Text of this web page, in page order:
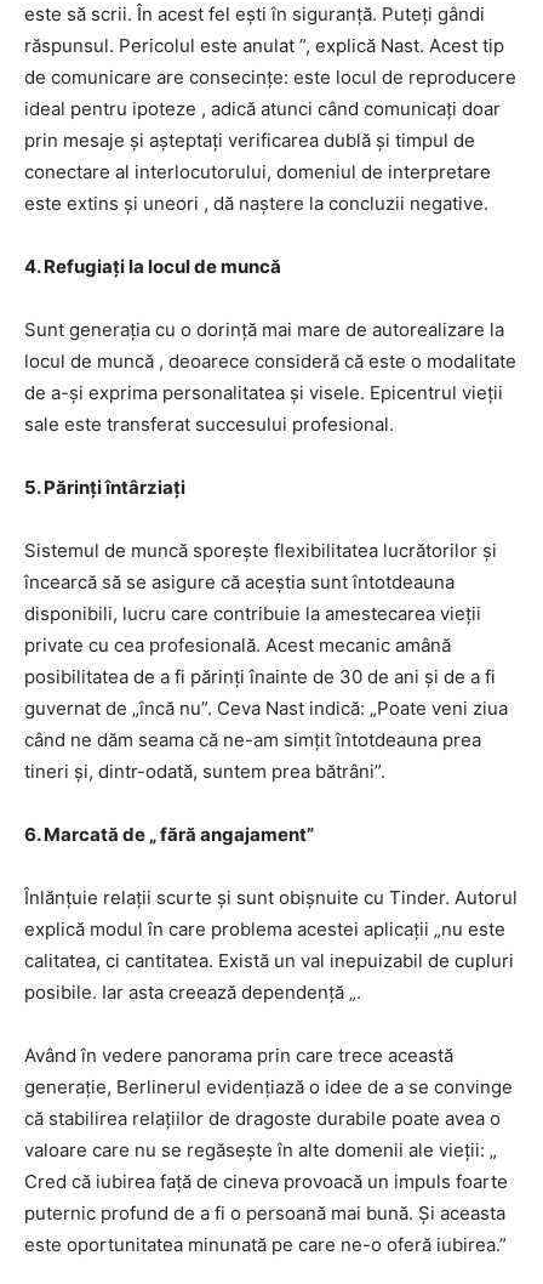
este să scrii. În acest fel ești în siguranță. Puteți gândi
răspunsul. Pericolul este anulat ”, explică Nast. Acest tip
de comunicare are consecințe: este locul de reproducere
ideal pentru ipoteze , adică atunci când comunicați doar
prin mesaje și așteptați verificarea dublă și timpul de
conectare al interlocutorului, domeniul de interpretare
este extins și uneori , dă naștere la concluzii negative.
4. Refugiați la locul de muncă
Sunt generația cu o dorință mai mare de autorealizare la
locul de muncă , deoarece consideră că este o modalitate
de a-și exprima personalitatea și visele. Epicentrul vieții
sale este transferat succesului profesional.
5. Părinți întârziați
Sistemul de muncă sporește flexibilitatea lucrătorilor și
încearcă să se asigure că aceștia sunt întotdeauna
disponibili, lucru care contribuie la amestecarea vieții
private cu cea profesională. Acest mecanic amână
posibilitatea de a fi părinți înainte de 30 de ani și de a fi
guvernat de „încă nu”. Ceva Nast indică: „Poate veni ziua
când ne dăm seama că ne-am simțit întotdeauna prea
tineri și, dintr-odată, suntem prea bătrâni”.
6. Marcată de „ fără angajament”
Înlănțuie relații scurte și sunt obișnuite cu Tinder. Autorul
explică modul în care problema acestei aplicații „nu este
calitatea, ci cantitatea. Există un val inepuizabil de cupluri
posibile. Iar asta creează dependență „.
Având în vedere panorama prin care trece această
generație, Berlinerul evidențiază o idee de a se convinge
că stabilirea relațiilor de dragoste durabile poate avea o
valoare care nu se regăsește în alte domenii ale vieții: „
Cred că iubirea față de cineva provoacă un impuls foarte
puternic profund de a fi o persoană mai bună. Și aceasta
este oportunitatea minunată pe care ne-o oferă iubirea.”